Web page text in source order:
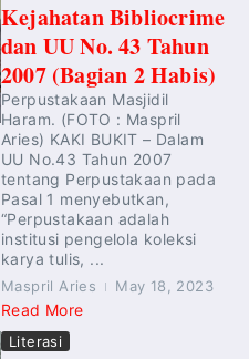
Kejahatan Bibliocrime
dan UU No. 43 Tahun
2007 (Bagian 2 Habis)
Perpustakaan Masjidil
Haram. (FOTO : Maspril
Aries) KAKI BUKIT – Dalam
UU No.43 Tahun 2007
tentang Perpustakaan pada
Pasal 1 menyebutkan,
“Perpustakaan adalah
institusi pengelola koleksi
karya tulis, ...
Maspril Aries May 18, 2023
Read More
Literasi